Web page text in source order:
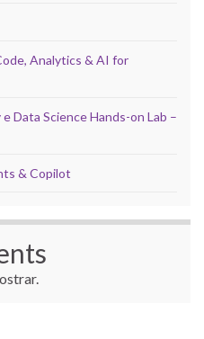
Analytics & AI for
Data Science Hands-on Lab –
& Copilot